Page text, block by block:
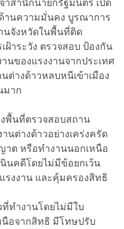
สำนักนายกรัฐมนตรี เปิด
านความมั่นคง บูรณาการ
นจังหวัดในพื้นที่ติด
ฝ้าระวัง ตรวจสอบ ป้องกัน
นของแรงงานจากประเทศ
ต่างด้าวหลบหนีเข้าเมือง
มาก
พื้นที่ตรวจสอบสถาน
นต่างด้าวอย่างเคร่งครัด
ต หรือทำงานนอกเหนือ
นคดีโดยไม่มีข้อยกเว้น
รงงาน และคุ้มครองสิทธิ
ที่ทำงานโดยไม่มีใบ
อจากสิทธิ มีโทษปรับ